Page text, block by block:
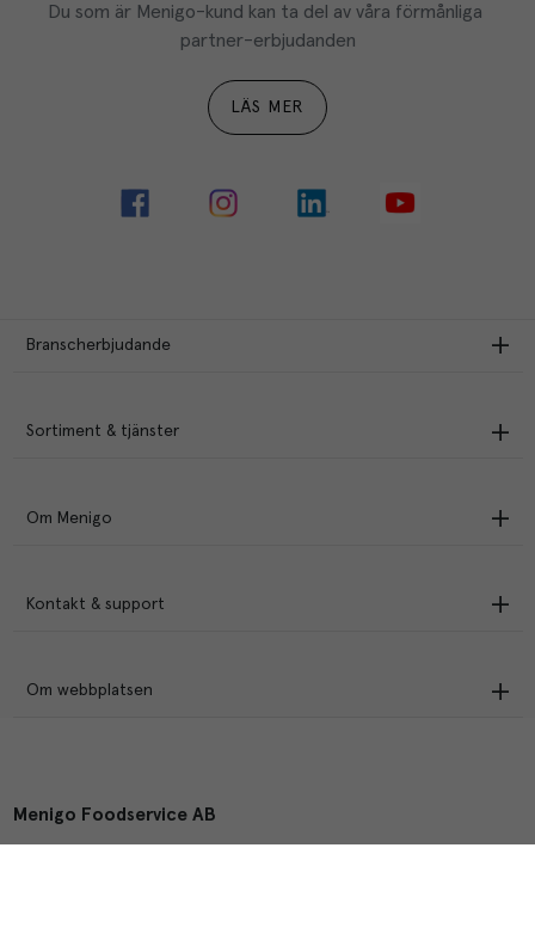
Du som är Menigo-kund kan ta del av våra förmånliga
partner-erbjudanden
LÄS MER
Branscherbjudande
Sortiment & tjänster
Om Menigo
Kontakt & support
Om webbplatsen
Menigo Foodservice AB